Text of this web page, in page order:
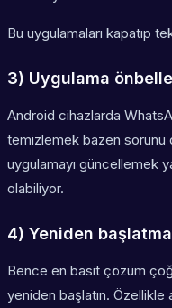
Bu uygulamaları kapatıp
3) Uygulama
Android cihazlarda
temizlemek bazen sorunu
uygulamayı güncellemek
olabiliyor.
4) Yeniden
Bence en basit çözüm
yeniden başlatın. Özellikle